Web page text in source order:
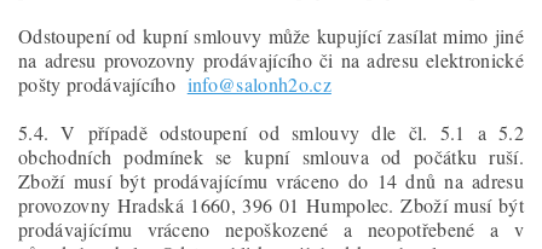
Odstoupení od kupní smlouvy může kupující zasílat mimo jiné
na adresu provozovny prodávajícího či na adresu elektronické
pošty prodávajícího info@salonh2o.cz
5.4. V případě odstoupení od smlouvy dle čl. 5.1 a 5.2
obchodních podmínek se kupní smlouva od počátku ruší.
Zboží musí být prodávajícímu vráceno do 14 dnů na adresu
provozovny Hradská 1660, 396 01 Humpolec. Zboží musí být
prodávajícímu vráceno nepoškozené a neopotřebené a v